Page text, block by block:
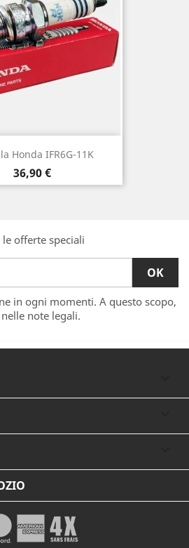
Honda IFR6G-11K
Prezzo
36,90 €
offerte speciali
in ogni momenti. A questo scopo,
note legali.